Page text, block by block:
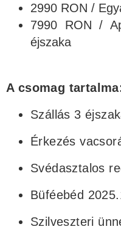
2990 RON /
7990 RON /
éjszaka
A csomag
Szállás 3
Érkezés
Svédasztalos
Büféebéd
Szilveszteri